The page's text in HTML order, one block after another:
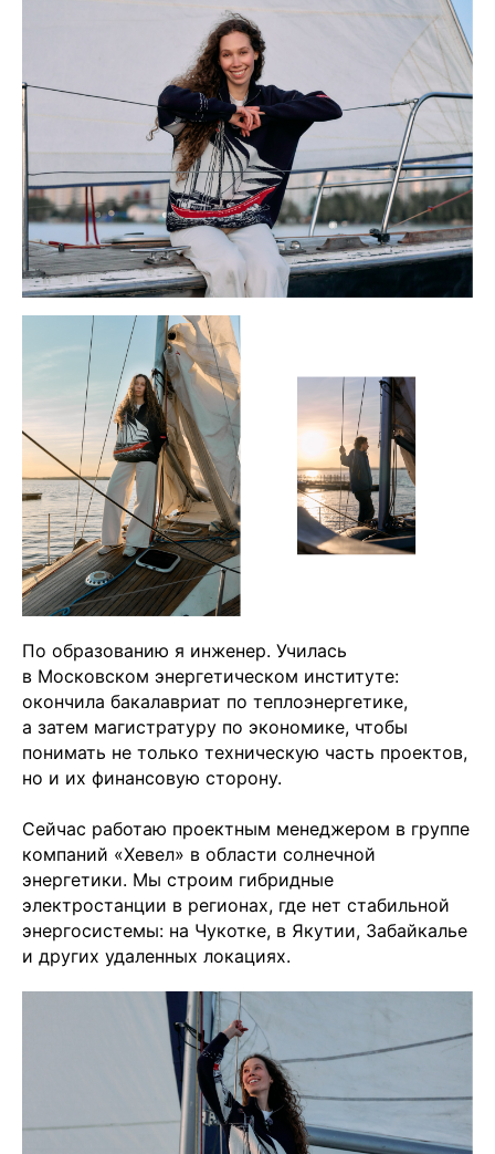
По образованию я инженер. Училась
в Московском энергетическом институте:
окончила бакалавриат по теплоэнергетике,
а затем магистратуру по экономике, чтобы
понимать не только техническую часть проектов,
но и их финансовую сторону.
Сейчас работаю проектным менеджером в группе
компаний «Хевел» в области солнечной
энергетики. Мы строим гибридные
электростанции в регионах, где нет стабильной
энергосистемы: на Чукотке, в Якутии, Забайкалье
и других удаленных локациях.